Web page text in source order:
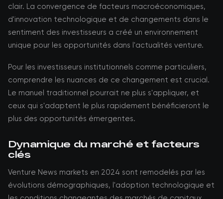
clair. La convergence de facteurs macroéconomiques,
d'innovation technologique et de changements dans le
sentiment des investisseurs a créé un environnement
unique pour les opportunités dans l'actualités venture.
Pour les investisseurs institutionnels comme particuliers,
comprendre les nuances de ce changement est crucial.
Le manuel traditionnel pourrait ne plus s'appliquer, et
ceux qui s'adaptent le plus rapidement bénéficieront le
plus des opportunités émergentes.
Dynamique du marché et facteurs
clés
Venture News markets en 2024 sont remodelés par les
évolutions démographiques, l'adoption technologique et